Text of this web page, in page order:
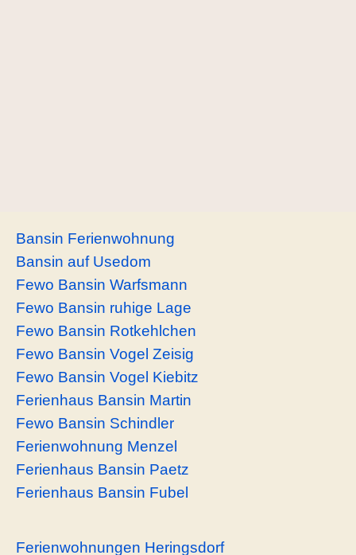
Bansin Ferienwohnung
Bansin auf Usedom
Fewo Bansin Warfsmann
Fewo Bansin ruhige Lage
Fewo Bansin Rotkehlchen
Fewo Bansin Vogel Zeisig
Fewo Bansin Vogel Kiebitz
Ferienhaus Bansin Martin
Fewo Bansin Schindler
Ferienwohnung Menzel
Ferienhaus Bansin Paetz
Ferienhaus Bansin Fubel
Ferienwohnungen Heringsdorf